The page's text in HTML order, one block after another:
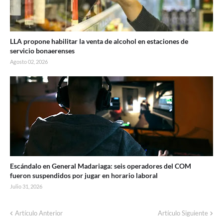
LLA propone habilitar la venta de alcohol en estaciones de
servicio bonaerenses
Agosto 02, 2026
Escándalo en General Madariaga: seis operadores del COM
fueron suspendidos por jugar en horario laboral
Julio 31, 2026
Artículo Anterior Artículo Siguiente